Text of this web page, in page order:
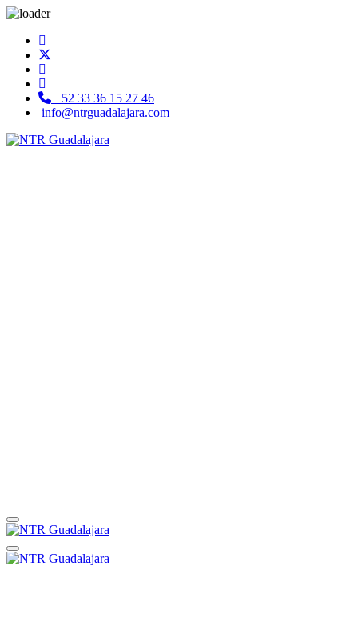
+52 33 36 15 27 46
info@ntrguadalajara.com